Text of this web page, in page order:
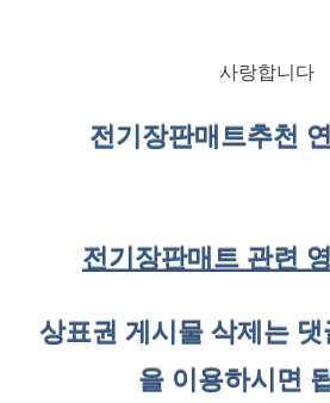
사랑합니다
전기장판매트추천
전기장판매트 관련
상표권 게시물 삭제는
을 이용하시면